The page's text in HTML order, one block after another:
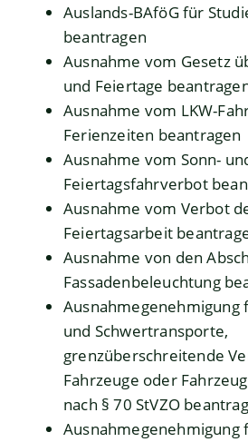
Auslands-BAföG für
beantragen
Ausnahme vom Gesetz
und Feiertage
Ausnahme vom LKW-
Ferienzeiten beantragen
Ausnahme vom Sonn-
Feiertagsfahrverbot
Ausnahme vom Verbot
Feiertagsarbeit
Ausnahme von den
Fassadenbeleuchtung
Ausnahmegenehmigung
und Schwertransporte,
grenzüberschreitende
Fahrzeuge oder
nach § 70 StVZO
Ausnahmegenehmigung